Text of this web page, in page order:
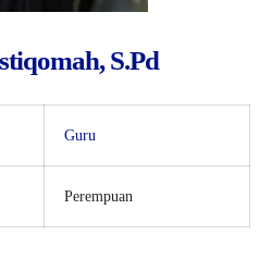
S.Pd
Guru
Perempuan